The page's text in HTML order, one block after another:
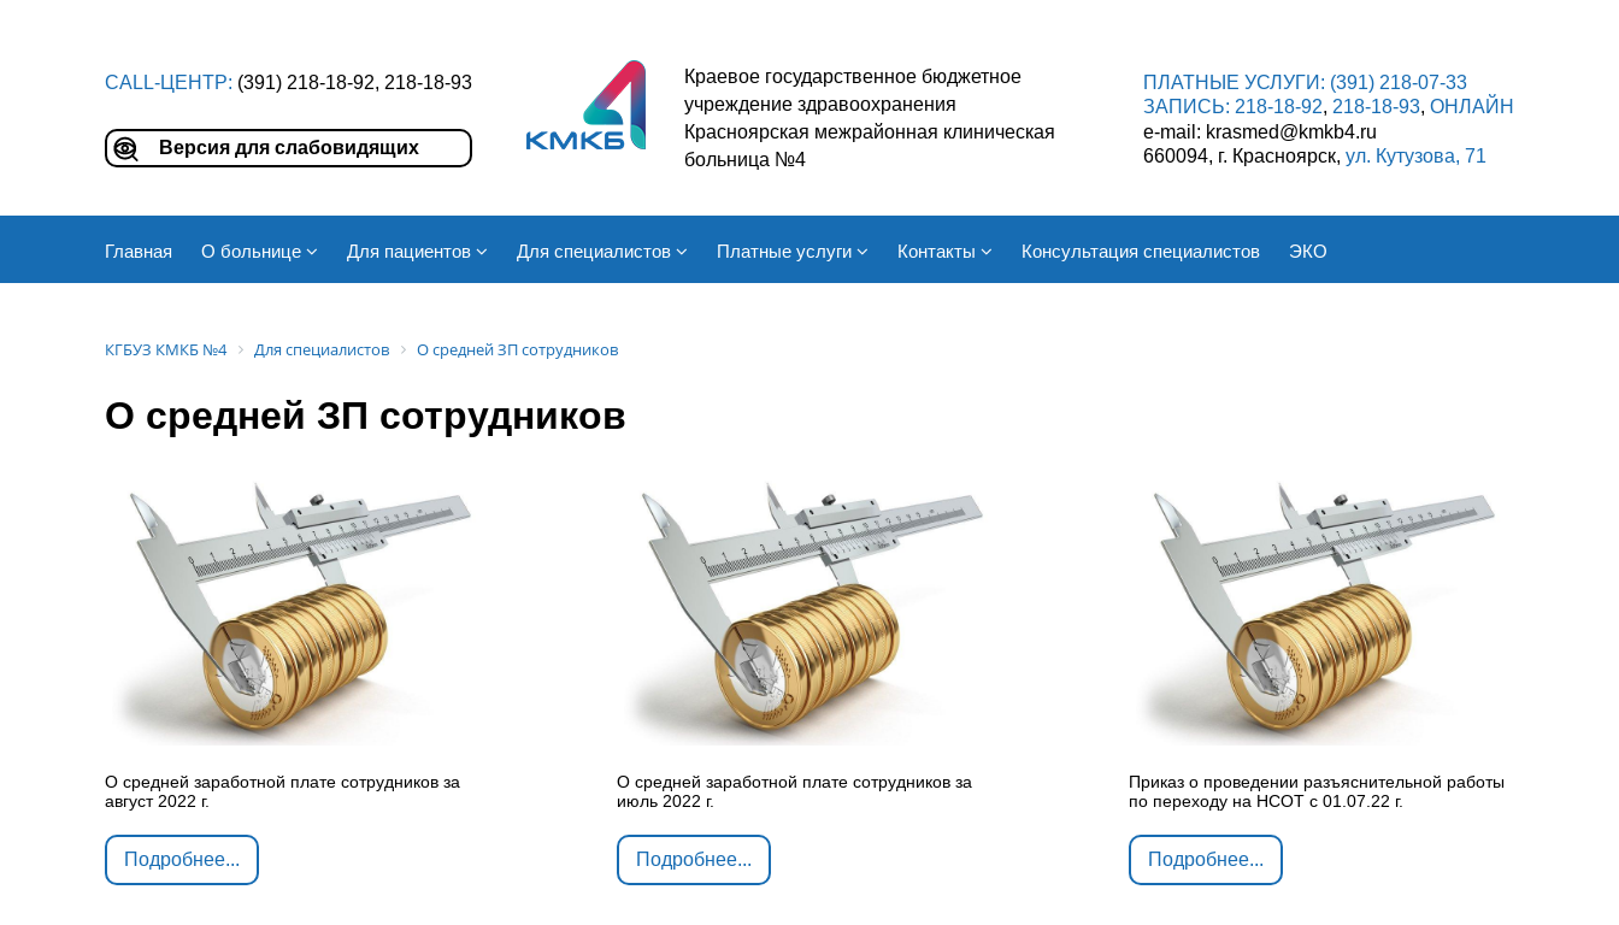
CALL-ЦЕНТР: (391) 218-18-92, 218-18-93
Версия для слабовидящих
Краевое государственное бюджетное
учреждение здравоохранения
Красноярская межрайонная клиническая
больница №4
ПЛАТНЫЕ УСЛУГИ: (391) 218-07-33
ЗАПИСЬ: 218-18-92, 218-18-93, ОНЛАЙН
e-mail: krasmed@kmkb4.ru
660094, г. Красноярск, ул. Кутузова, 71
Главная О больнице Для пациентов Для специалистов Платные услуги Контакты Консультация специалистов ЭКО
КГБУЗ КМКБ №4 Для специалистов О средней ЗП сотрудников
О средней ЗП сотрудников
О средней заработной плате сотрудников за
август 2022 г.
Подробнее...
О средней заработной плате сотрудников за
июль 2022 г.
Подробнее...
Приказ о проведении разъяснительной работы
по переходу на НСОТ с 01.07.22 г.
Подробнее...